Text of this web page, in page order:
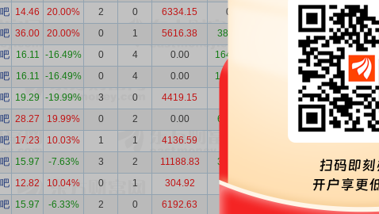
14.46 20.00% 2 0 6334.15 0.00 6334.15 157315.47
36.00 20.00% 0 1 5616.38 3866.75 1749.62 367565.93
16.11 -16.49% 0 4 0.00 16448.96 -16448.96 331141.78
16.11 -16.49% 0 4 0.00 16448.96 -16448.96 308462.33
19.29 -19.99% 3 0 4419.15 4419.15 22679.45
28.27 19.99% 0 2 0.00 6857.36 334245.86
17.23 10.03% 1 1 4136.59 3274.07 68328.13
15.97 -7.63% 3 2 11188.83 3127.96 132223.18
12.82 10.04% 0 1 304.92 861.21 81711.89
15.97 -6.33% 2 0 6192.63 6192.63 136783.72